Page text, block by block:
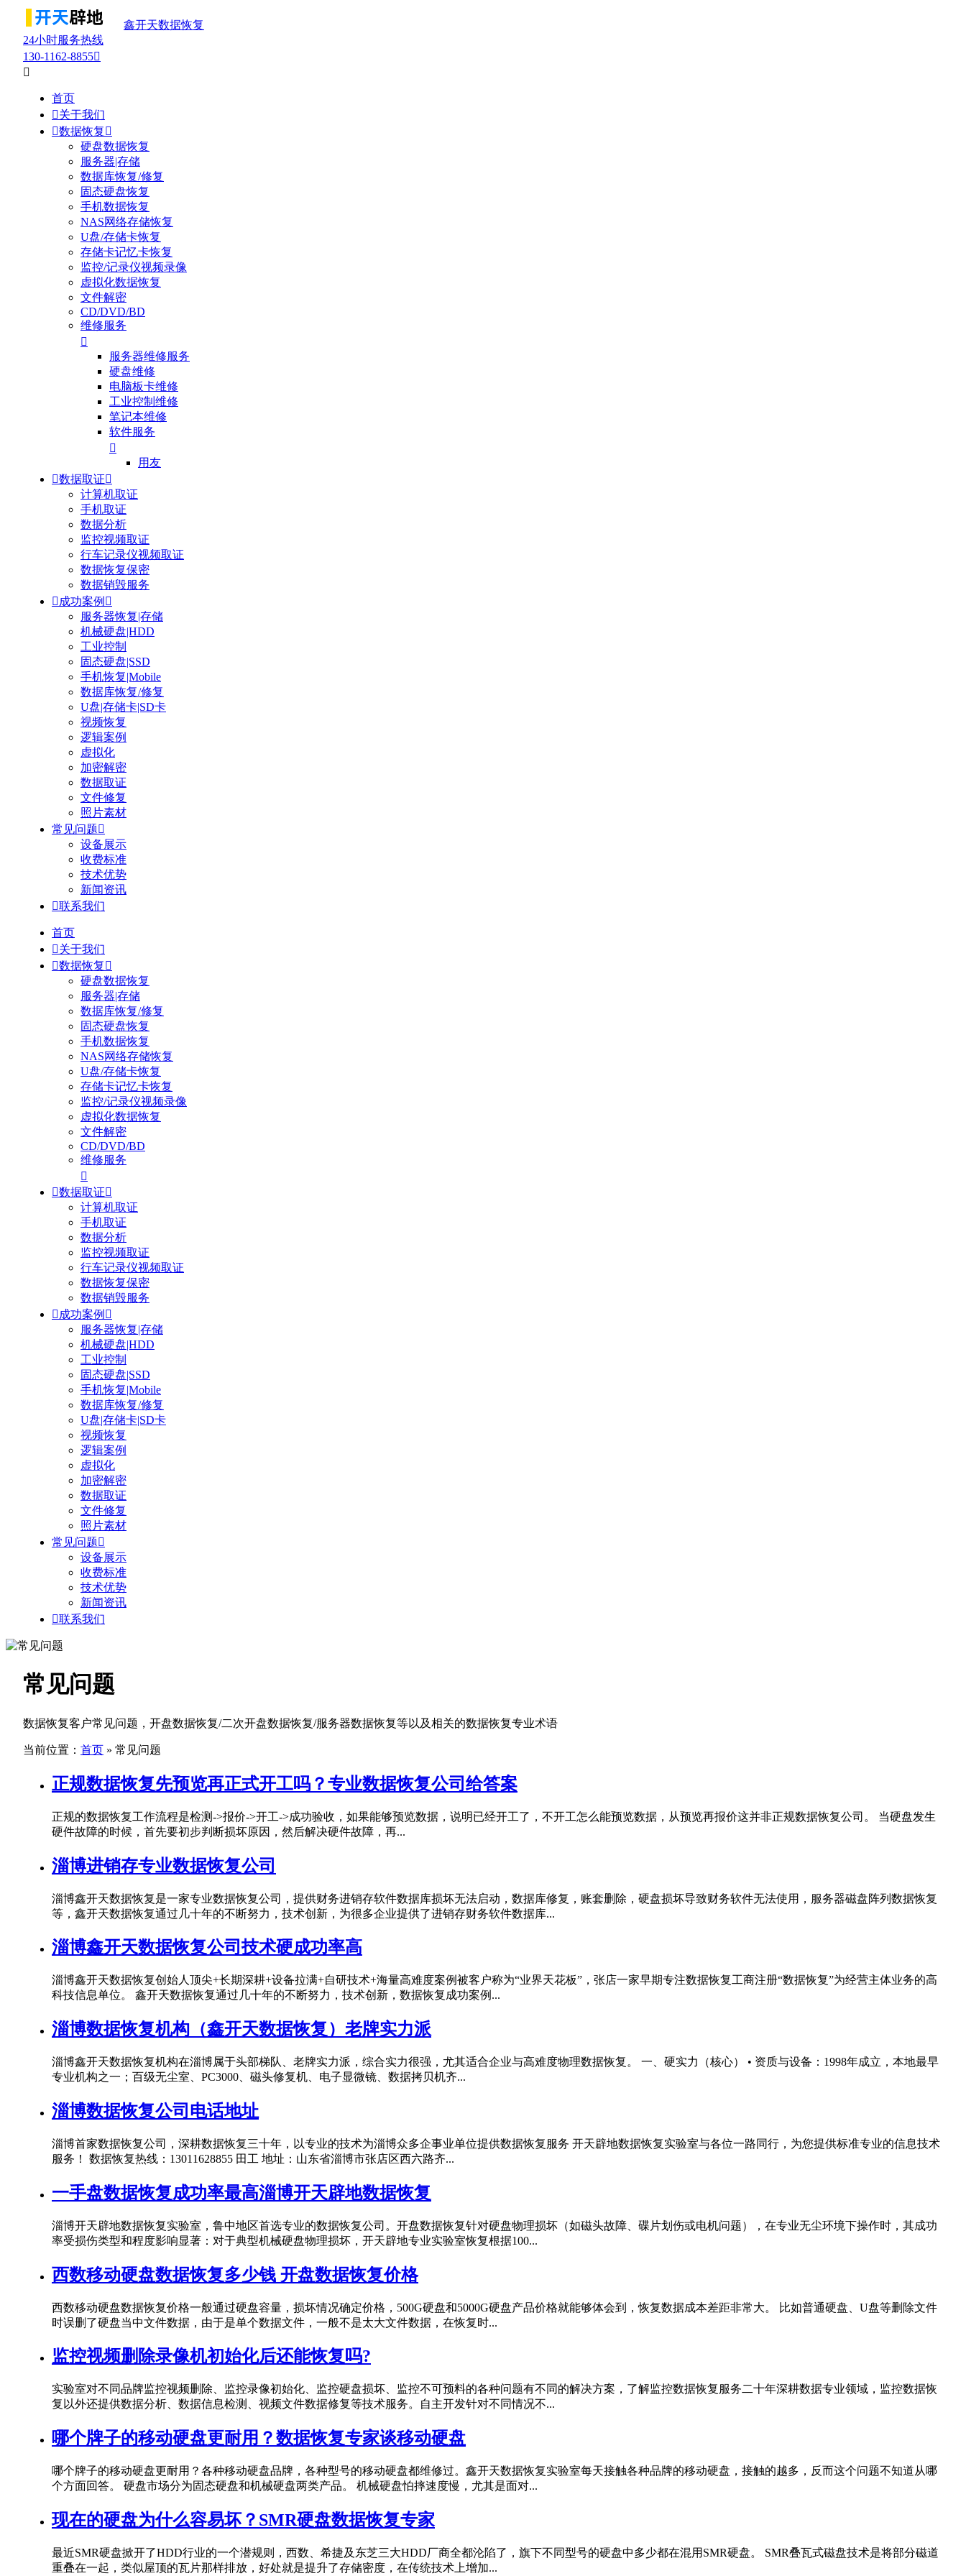
鑫开天数据恢复
24小时服务热线
130-1162-8855

首页
关于我们
数据恢复 
硬盘数据恢复
服务器|存储
数据库恢复/修复
固态硬盘恢复
手机数据恢复
NAS网络存储恢复
U盘/存储卡恢复
存储卡记忆卡恢复
监控/记录仪视频录像
虚拟化数据恢复
文件解密
CD/DVD/BD
维修服务

服务器维修服务
硬盘维修
电脑板卡维修
工业控制维修
笔记本维修
软件服务

用友
数据取证
计算机取证
手机取证
数据分析
监控视频取证
行车记录仪视频取证
数据恢复保密
数据销毁服务
 成功案例 
服务器恢复|存储
机械硬盘|HDD
工业控制
固态硬盘|SSD
手机恢复|Mobile
数据库恢复/修复
U盘|存储卡|SD卡
视频恢复
逻辑案例
虚拟化
加密解密
数据取证
文件修复
照片素材
常见问题
设备展示
收费标准
技术优势
新闻资讯
联系我们
首页
关于我们
数据恢复 
硬盘数据恢复
服务器|存储
数据库恢复/修复
固态硬盘恢复
手机数据恢复
NAS网络存储恢复
U盘/存储卡恢复
存储卡记忆卡恢复
监控/记录仪视频录像
虚拟化数据恢复
文件解密
CD/DVD/BD
维修服务

数据取证
计算机取证
手机取证
数据分析
监控视频取证
行车记录仪视频取证
数据恢复保密
数据销毁服务
 成功案例 
服务器恢复|存储
机械硬盘|HDD
工业控制
固态硬盘|SSD
手机恢复|Mobile
数据库恢复/修复
U盘|存储卡|SD卡
视频恢复
逻辑案例
虚拟化
加密解密
数据取证
文件修复
照片素材
常见问题
设备展示
收费标准
技术优势
新闻资讯
联系我们
常见问题
数据恢复客户常见问题，开盘数据恢复/二次开盘数据恢复/服务器数据恢复等以及相关的数据恢复专业术语
当前位置： 首页 » 常见问题
正规数据恢复先预览再正式开工吗？专业数据恢复公司给答案
正规的数据恢复工作流程是检测->报价->开工->成功验收，如果能够预览数据，说明已经开工了，不开工怎么能预览数据，从预览再报价这并非正规数据恢复公司。 当硬盘发生
硬件故障的时候，首先要初步判断损坏原因，然后解决硬件故障，再...
淄博进销存专业数据恢复公司
淄博鑫开天数据恢复是一家专业数据恢复公司，提供财务进销存软件数据库损坏无法启动，数据库修复，账套删除，硬盘损坏导致财务软件无法使用，服务器磁盘阵列数据恢复
等，鑫开天数据恢复通过几十年的不断努力，技术创新，为很多企业提供了进销存财务软件数据库...
淄博鑫开天数据恢复公司技术硬成功率高
淄博鑫开天数据恢复创始人顶尖+长期深耕+设备拉满+自研技术+海量高难度案例被客户称为“业界天花板”，张店一家早期专注数据恢复工商注册“数据恢复”为经营主体业务的高
科技信息单位。 鑫开天数据恢复通过几十年的不断努力，技术创新，数据恢复成功案例...
淄博数据恢复机构（鑫开天数据恢复）老牌实力派
淄博鑫开天数据恢复机构在淄博属于头部梯队、老牌实力派，综合实力很强，尤其适合企业与高难度物理数据恢复。 一、硬实力（核心） • 资质与设备：1998年成立，本地最早
专业机构之一；百级无尘室、PC3000、磁头修复机、电子显微镜、数据拷贝机齐...
淄博数据恢复公司电话地址
淄博首家数据恢复公司，深耕数据恢复三十年，以专业的技术为淄博众多企事业单位提供数据恢复服务 开天辟地数据恢复实验室与各位一路同行，为您提供标准专业的信息技术
服务！ 数据恢复热线：13011628855 田工 地址：山东省淄博市张店区西六路齐...
一手盘数据恢复成功率最高淄博开天辟地数据恢复
淄博开天辟地数据恢复实验室，鲁中地区首选专业的数据恢复公司。开盘数据恢复针对硬盘物理损坏（如磁头故障、碟片划伤或电机问题），在专业无尘环境下操作时，其成功
率受损伤类型和程度影响显著：对于典型机械硬盘物理损坏，开天辟地专业实验室恢复根据100...
西数移动硬盘数据恢复多少钱 开盘数据恢复价格
西数移动硬盘数据恢复价格一般通过硬盘容量，损坏情况确定价格，500G硬盘和5000G硬盘产品价格就能够体会到，恢复数据成本差距非常大。 比如普通硬盘、U盘等删除文件
时误删了硬盘当中文件数据，由于是单个数据文件，一般不是太大文件数据，在恢复时...
监控视频删除录像机初始化后还能恢复吗?
实验室对不同品牌监控视频删除、监控录像初始化、监控硬盘损坏、监控不可预料的各种问题有不同的解决方案，了解监控数据恢复服务二十年深耕数据专业领域，监控数据恢
复以外还提供数据分析、数据信息检测、视频文件数据修复等技术服务。自主开发针对不同情况不...
哪个牌子的移动硬盘更耐用？数据恢复专家谈移动硬盘
哪个牌子的移动硬盘更耐用？各种移动硬盘品牌，各种型号的移动硬盘都维修过。鑫开天数据恢复实验室每天接触各种品牌的移动硬盘，接触的越多，反而这个问题不知道从哪
个方面回答。 硬盘市场分为固态硬盘和机械硬盘两类产品。 机械硬盘怕摔速度慢，尤其是面对...
现在的硬盘为什么容易坏？SMR硬盘数据恢复专家
最近SMR硬盘掀开了HDD行业的一个潜规则，西数、希捷及东芝三大HDD厂商全都沦陷了，旗下不同型号的硬盘中多少都在混用SMR硬盘。 SMR叠瓦式磁盘技术是将部分磁道
重叠在一起，类似屋顶的瓦片那样排放，好处就是提升了存储密度，在传统技术上增加...